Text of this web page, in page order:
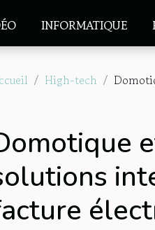
INFORMATIQUE
High-tech